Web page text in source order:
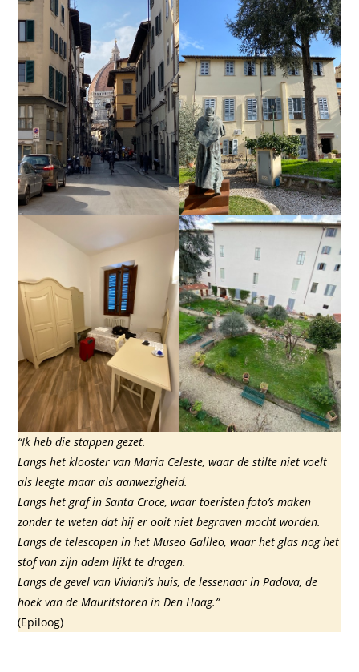
“Ik heb die stappen gezet.
Langs het klooster van Maria Celeste, waar de stilte niet voelt
als leegte maar als aanwezigheid.
Langs het graf in Santa Croce, waar toeristen foto’s maken
zonder te weten dat hij er ooit niet begraven mocht worden.
Langs de telescopen in het Museo Galileo, waar het glas nog het
stof van zijn adem lijkt te dragen.
Langs de gevel van Viviani’s huis, de lessenaar in Padova, de
hoek van de Mauritstoren in Den Haag.”
(Epiloog)